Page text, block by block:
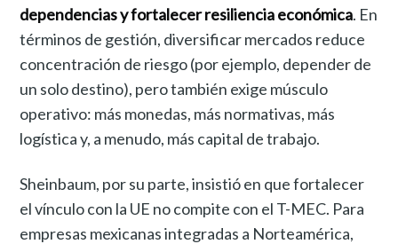
dependencias y fortalecer resiliencia económica. En
términos de gestión, diversificar mercados reduce
concentración de riesgo (por ejemplo, depender de
un solo destino), pero también exige músculo
operativo: más monedas, más normativas, más
logística y, a menudo, más capital de trabajo.
Sheinbaum, por su parte, insistió en que fortalecer
el vínculo con la UE no compite con el T-MEC. Para
empresas mexicanas integradas a Norteamérica,